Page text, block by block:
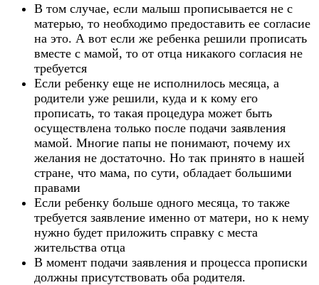
В том случае, если малыш прописывается не с
матерью, то необходимо предоставить ее согласие
на это. А вот если же ребенка решили прописать
вместе с мамой, то от отца никакого согласия не
требуется
Если ребенку еще не исполнилось месяца, а
родители уже решили, куда и к кому его
прописать, то такая процедура может быть
осуществлена только после подачи заявления
мамой. Многие папы не понимают, почему их
желания не достаточно. Но так принято в нашей
стране, что мама, по сути, обладает большими
правами
Если ребенку больше одного месяца, то также
требуется заявление именно от матери, но к нему
нужно будет приложить справку с места
жительства отца
В момент подачи заявления и процесса прописки
должны присутствовать оба родителя.